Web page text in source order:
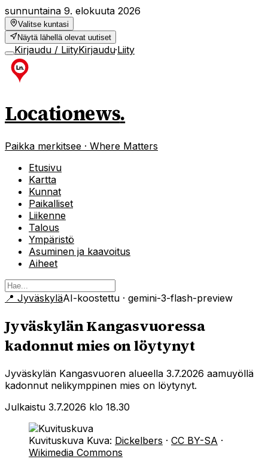
sunnuntaina 9. elokuuta 2026
Valitse kuntasi
Näytä lähellä olevat uutiset
Kirjaudu / LiityKirjaudu·Liity
Locationews.
Paikka merkitsee · Where Matters
Etusivu
Kartta
Kunnat
Paikalliset
Liikenne
Talous
Ympäristö
Asuminen ja kaavoitus
Aiheet
📍 JyväskyläAI-koostettu · gemini-3-flash-preview
Jyväskylän Kangasvuoressa
kadonnut mies on löytynyt
Jyväskylän Kangasvuoren alueella 3.7.2026 aamuyöllä
kadonnut nelikymppinen mies on löytynyt.
Julkaistu 3.7.2026 klo 18.30
Kuvituskuva Kuva: Dickelbers · CC BY-SA ·
Wikimedia Commons